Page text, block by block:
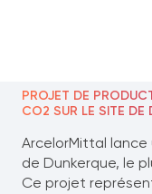
PROJET DE
CO2 SUR LE SITE DE
ArcelorMittal lance
de Dunkerque, le
Ce projet